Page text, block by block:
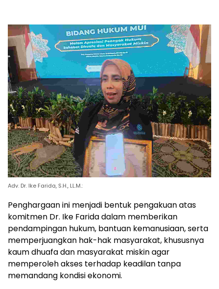
Adv. Dr. Ike Farida, S.H., LL.M.:
Penghargaan ini menjadi bentuk pengakuan atas
komitmen Dr. Ike Farida dalam memberikan
pendampingan hukum, bantuan kemanusiaan, serta
memperjuangkan hak-hak masyarakat, khususnya
kaum dhuafa dan masyarakat miskin agar
memperoleh akses terhadap keadilan tanpa
memandang kondisi ekonomi.